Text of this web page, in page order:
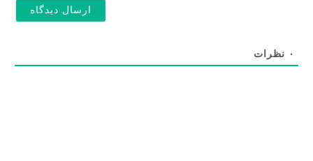
و
۰ نظرات